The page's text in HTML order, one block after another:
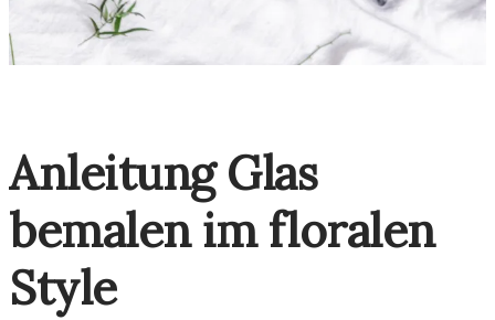
Anleitung Glas
bemalen im floralen
Style